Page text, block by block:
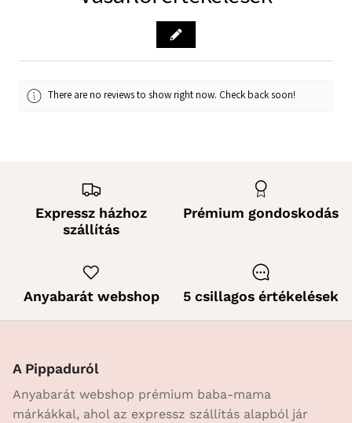
There are no reviews to show right now. Check back soon!
Expressz házhoz
szállítás
Prémium gondoskodás
Anyabarát webshop 5 csillagos értékelések
A Pippaduról
Anyabarát webshop prémium baba-mama
márkákkal, ahol az expressz szállítás alapból jár